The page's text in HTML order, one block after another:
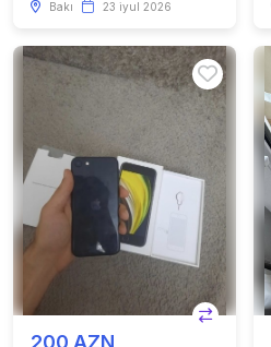
Bakı 23 iyul 2026
200 AZN